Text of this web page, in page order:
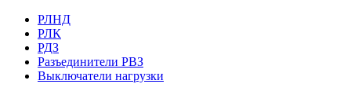
РЛНД
РЛК
РДЗ
Разъединители РВЗ
Выключатели нагрузки